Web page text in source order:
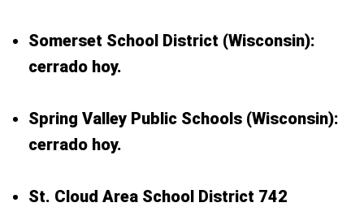
Somerset School District (Wisconsin):
cerrado hoy.
Spring Valley Public Schools (Wisconsin):
cerrado hoy.
St. Cloud Area School District 742